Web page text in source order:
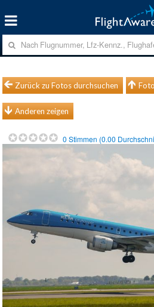
Zurück zu Fotos durchsuchen
Anderen zeigen
0 Stimmen (0.00